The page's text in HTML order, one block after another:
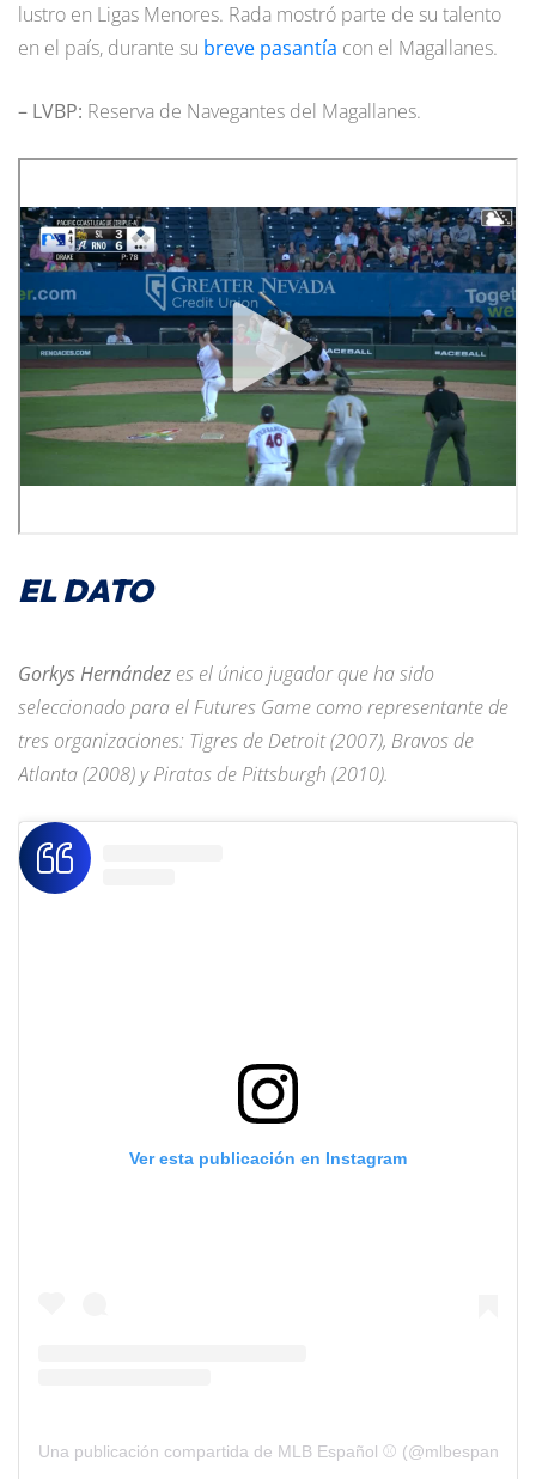
lustro en Ligas Menores. Rada mostró parte de su talento
en el país, durante su breve pasantía con el Magallanes.
– LVBP: Reserva de Navegantes del Magallanes.
EL DATO
Gorkys Hernández es el único jugador que ha sido
seleccionado para el Futures Game como representante de
tres organizaciones: Tigres de Detroit (2007), Bravos de
Atlanta (2008) y Piratas de Pittsburgh (2010).
Ver esta publicación en Instagram
Una publicación compartida de MLB Español ⚾️ (@mlbespanol)